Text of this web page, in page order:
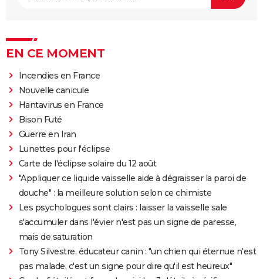
EN CE MOMENT
Incendies en France
Nouvelle canicule
Hantavirus en France
Bison Futé
Guerre en Iran
Lunettes pour l'éclipse
Carte de l'éclipse solaire du 12 août
"Appliquer ce liquide vaisselle aide à dégraisser la paroi de
douche" : la meilleure solution selon ce chimiste
Les psychologues sont clairs : laisser la vaisselle sale
s'accumuler dans l'évier n'est pas un signe de paresse,
mais de saturation
Tony Silvestre, éducateur canin : "un chien qui éternue n'est
pas malade, c'est un signe pour dire qu'il est heureux"